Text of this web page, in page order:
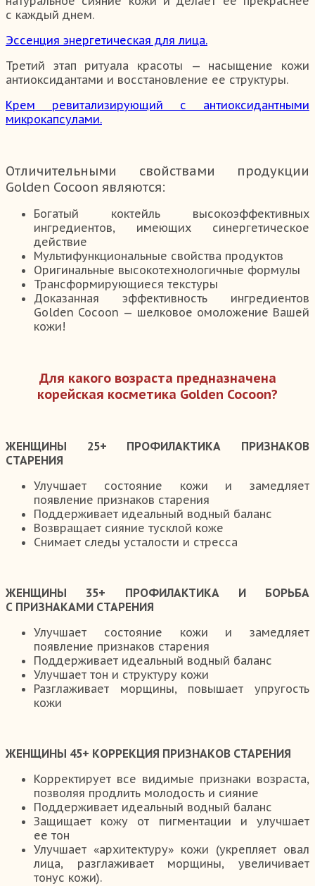
с каждый днем.
Эссенция энергетическая для лица.
Третий этап ритуала красоты — насыщение кожи
антиоксидантами и восстановление ее структуры.
Крем ревитализирующий с антиоксидантными
микрокапсулами.
Отличительными свойствами продукции
Golden Cocoon являются:
Богатый коктейль высокоэффективных
ингредиентов, имеющих синергетическое
действие
Мультифункциональные свойства продуктов
Оригинальные высокотехнологичные формулы
Трансформирующиеся текстуры
Доказанная эффективность ингредиентов
Golden Cocoon — шелковое омоложение Вашей
кожи!
Для какого возраста предназначена
корейская косметика Golden Cocoon?
ЖЕНЩИНЫ 25+ ПРОФИЛАКТИКА ПРИЗНАКОВ
СТАРЕНИЯ
Улучшает состояние кожи и замедляет
появление признаков старения
Поддерживает идеальный водный баланс
Возвращает сияние тусклой коже
Снимает следы усталости и стресса
ЖЕНЩИНЫ 35+ ПРОФИЛАКТИКА И БОРЬБА
С ПРИЗНАКАМИ СТАРЕНИЯ
Улучшает состояние кожи и замедляет
появление признаков старения
Поддерживает идеальный водный баланс
Улучшает тон и структуру кожи
Разглаживает морщины, повышает упругость
кожи
ЖЕНЩИНЫ 45+ КОРРЕКЦИЯ ПРИЗНАКОВ СТАРЕНИЯ
Корректирует все видимые признаки возраста,
позволяя продлить молодость и сияние
Поддерживает идеальный водный баланс
Защищает кожу от пигментации и улучшает
ее тон
Улучшает «архитектуру» кожи (укрепляет овал
лица, разглаживает морщины, увеличивает
тонус кожи).